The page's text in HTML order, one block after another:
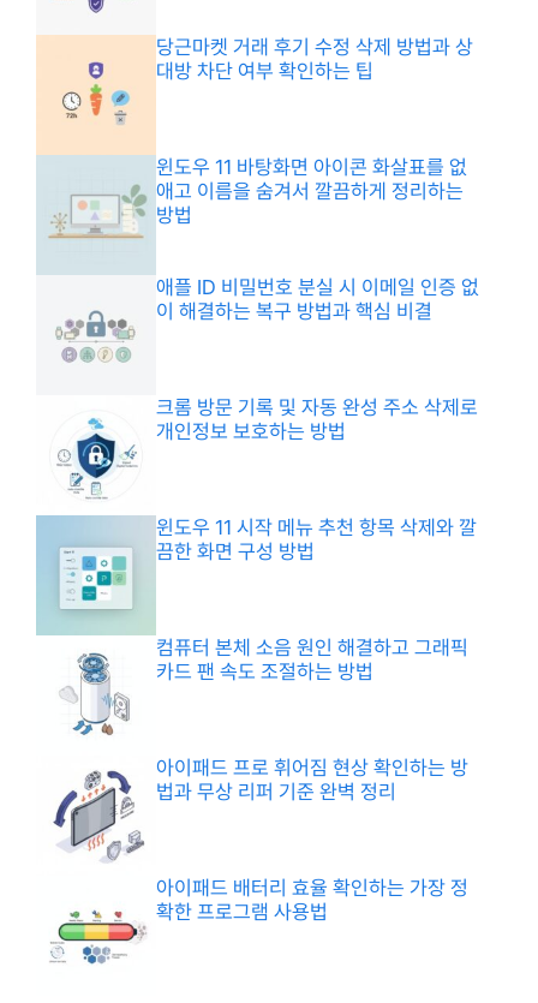
당근마켓 거래 후기 수정 삭제 방법과 상
대방 차단 여부 확인하는 팁
윈도우 11 바탕화면 아이콘 화살표를 없
애고 이름을 숨겨서 깔끔하게 정리하는
방법
애플 ID 비밀번호 분실 시 이메일 인증 없
이 해결하는 복구 방법과 핵심 비결
크롬 방문 기록 및 자동 완성 주소 삭제로
개인정보 보호하는 방법
윈도우 11 시작 메뉴 추천 항목 삭제와 깔
끔한 화면 구성 방법
컴퓨터 본체 소음 원인 해결하고 그래픽
카드 팬 속도 조절하는 방법
아이패드 프로 휘어짐 현상 확인하는 방
법과 무상 리퍼 기준 완벽 정리
아이패드 배터리 효율 확인하는 가장 정
확한 프로그램 사용법